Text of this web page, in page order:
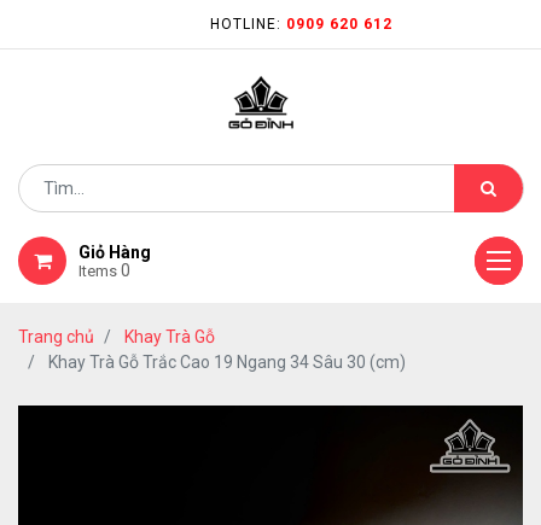
HOTLINE: 0909 620 612
Giỏ Hàng
Items 0
Trang chủ
Khay Trà Gỗ
Khay Trà Gỗ Trắc Cao 19 Ngang 34 Sâu 30 (cm)